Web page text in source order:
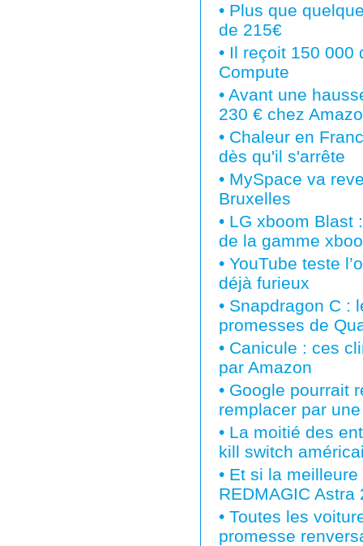
• Plus que
de 215€
• Il reçoit 150 000
Compute
• Avant une
230 € chez
• Chaleur en
dès qu'il s'arrête
• MySpace va
Bruxelles
• LG xboom Blast
de la gamme
• YouTube teste
déjà furieux
• Snapdragon C :
promesses de
• Canicule : ces
par Amazon
• Google pourrait
remplacer par
• La moitié des
kill switch
• Et si la
REDMAGIC
• Toutes les
promesse